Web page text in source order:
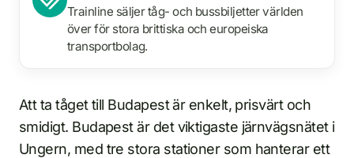
Trainline säljer tåg- och bussbiljetter världen
över för stora brittiska och europeiska
transportbolag.
Att ta tåget till Budapest är enkelt, prisvärt och
smidigt. Budapest är det viktigaste järnvägsnätet i
Ungern, med tre stora stationer som hanterar ett